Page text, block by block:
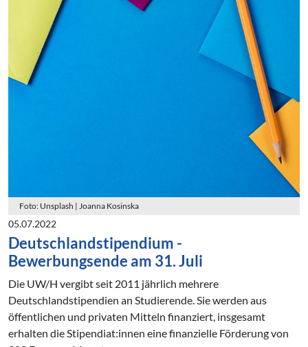
Foto: Unsplash | Joanna Kosinska
05.07.2022
Deutschlandstipendium -
Bewerbungsende am 31. Juli
Die UW/H vergibt seit 2011 jährlich mehrere
Deutschlandstipendien an Studierende. Sie werden aus
öffentlichen und privaten Mitteln finanziert, insgesamt
erhalten die Stipendiat:innen eine finanzielle Förderung von